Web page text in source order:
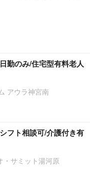
勤のみ/住宅型有料老人
アウラ神宮南
フト相談可/介護付き有
・サミット湯河原